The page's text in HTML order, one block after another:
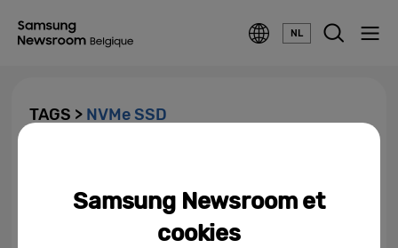
NL
TAGS > NVMe SSD
pour le travail au quotidien, le...
23-01-2024
Samsung Newsroom et
cookies